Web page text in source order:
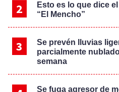
Esto es lo que dice
“El Mencho”
Se prevén lluvias
parcialmente
semana
Se fuga agresor de